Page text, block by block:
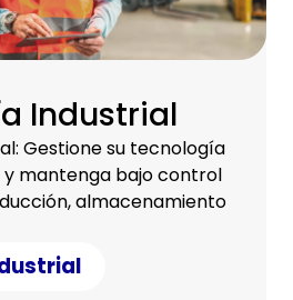
Industrial
Gestione su tecnología
mantenga bajo control
almacenamiento